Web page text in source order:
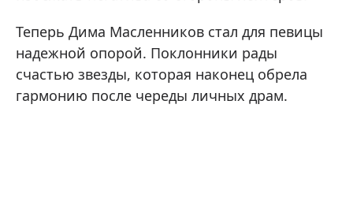
Теперь Дима Масленников стал для певицы
надежной опорой. Поклонники рады
счастью звезды, которая наконец обрела
гармонию после череды личных драм.